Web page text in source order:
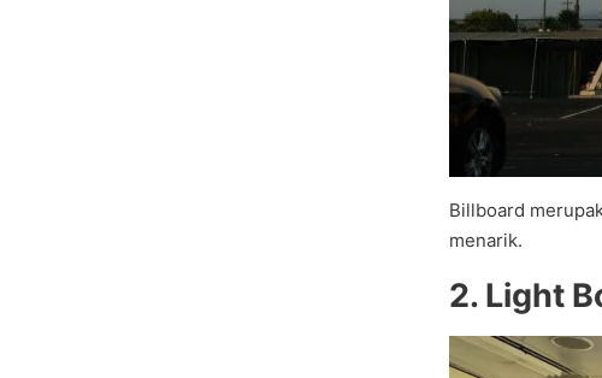
Billboard
menarik.
2. Light